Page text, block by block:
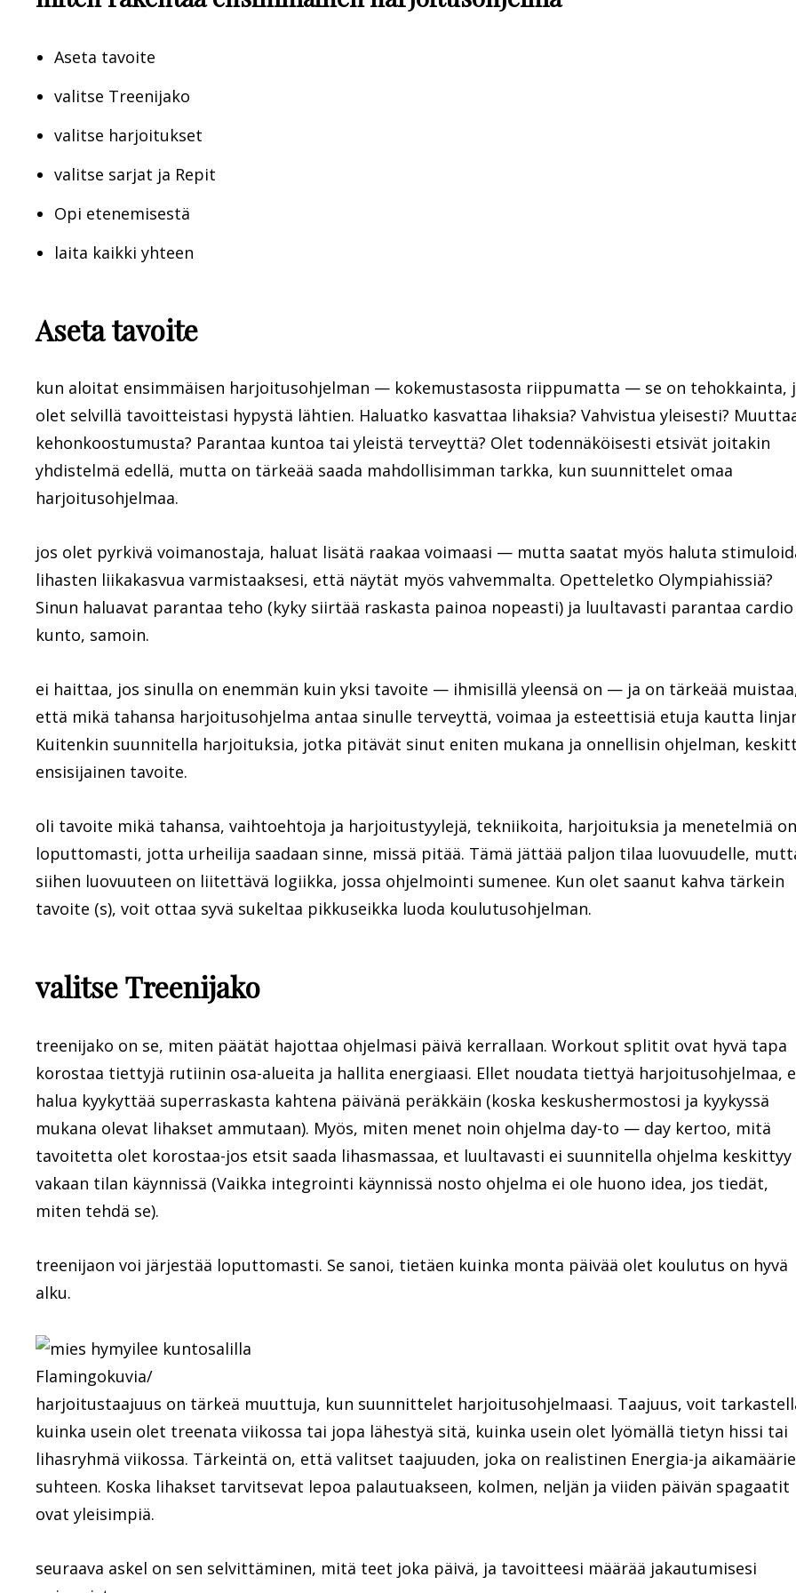
Aseta tavoite
valitse Treenijako
valitse harjoitukset
valitse sarjat ja Repit
Opi etenemisestä
laita kaikki yhteen
Aseta tavoite
kun aloitat ensimmäisen harjoitusohjelman — kokemustasosta riippumatta — se on tehokkainta,
olet selvillä tavoitteistasi hypystä lähtien. Haluatko kasvattaa lihaksia? Vahvistua yleisesti?
kehonkoostumusta? Parantaa kuntoa tai yleistä terveyttä? Olet todennäköisesti etsivät joitakin
yhdistelmä edellä, mutta on tärkeää saada mahdollisimman tarkka, kun suunnittelet omaa
harjoitusohjelmaa.
jos olet pyrkivä voimanostaja, haluat lisätä raakaa voimaasi — mutta saatat myös haluta
lihasten liikakasvua varmistaaksesi, että näytät myös vahvemmalta. Opetteletko Olympiahissiä?
Sinun haluavat parantaa teho (kyky siirtää raskasta painoa nopeasti) ja luultavasti parantaa cardio
kunto, samoin.
ei haittaa, jos sinulla on enemmän kuin yksi tavoite — ihmisillä yleensä on — ja on tärkeää
että mikä tahansa harjoitusohjelma antaa sinulle terveyttä, voimaa ja esteettisiä etuja kautta
Kuitenkin suunnitella harjoituksia, jotka pitävät sinut eniten mukana ja onnellisin ohjelman,
ensisijainen tavoite.
oli tavoite mikä tahansa, vaihtoehtoja ja harjoitustyylejä, tekniikoita, harjoituksia ja menetelmiä on
loputtomasti, jotta urheilija saadaan sinne, missä pitää. Tämä jättää paljon tilaa luovuudelle,
siihen luovuuteen on liitettävä logiikka, jossa ohjelmointi sumenee. Kun olet saanut kahva tärkein
tavoite (s), voit ottaa syvä sukeltaa pikkuseikka luoda koulutusohjelman.
valitse Treenijako
treenijako on se, miten päätät hajottaa ohjelmasi päivä kerrallaan. Workout splitit ovat hyvä tapa
korostaa tiettyjä rutiinin osa-alueita ja hallita energiaasi. Ellet noudata tiettyä harjoitusohjelmaa,
halua kyykyttää superraskasta kahtena päivänä peräkkäin (koska keskushermostosi ja kyykyssä
mukana olevat lihakset ammutaan). Myös, miten menet noin ohjelma day-to — day kertoo, mitä
tavoitetta olet korostaa-jos etsit saada lihasmassaa, et luultavasti ei suunnitella ohjelma keskittyy
vakaan tilan käynnissä (Vaikka integrointi käynnissä nosto ohjelma ei ole huono idea, jos tiedät,
miten tehdä se).
treenijaon voi järjestää loputtomasti. Se sanoi, tietäen kuinka monta päivää olet koulutus on hyvä
alku.
Flamingokuvia/
harjoitustaajuus on tärkeä muuttuja, kun suunnittelet harjoitusohjelmaasi. Taajuus, voit
kuinka usein olet treenata viikossa tai jopa lähestyä sitä, kuinka usein olet lyömällä tietyn hissi tai
lihasryhmä viikossa. Tärkeintä on, että valitset taajuuden, joka on realistinen Energia-ja
suhteen. Koska lihakset tarvitsevat lepoa palautuakseen, kolmen, neljän ja viiden päivän spagaatit
ovat yleisimpiä.
seuraava askel on sen selvittäminen, mitä teet joka päivä, ja tavoitteesi määrää jakautumisesi